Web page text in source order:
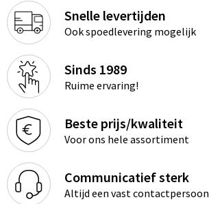
Snelle levertijden
Ook spoedlevering mogelijk
Sinds 1989
Ruime ervaring!
Beste prijs/kwaliteit
Voor ons hele assortiment
Communicatief sterk
Altijd een vast contactpersoon